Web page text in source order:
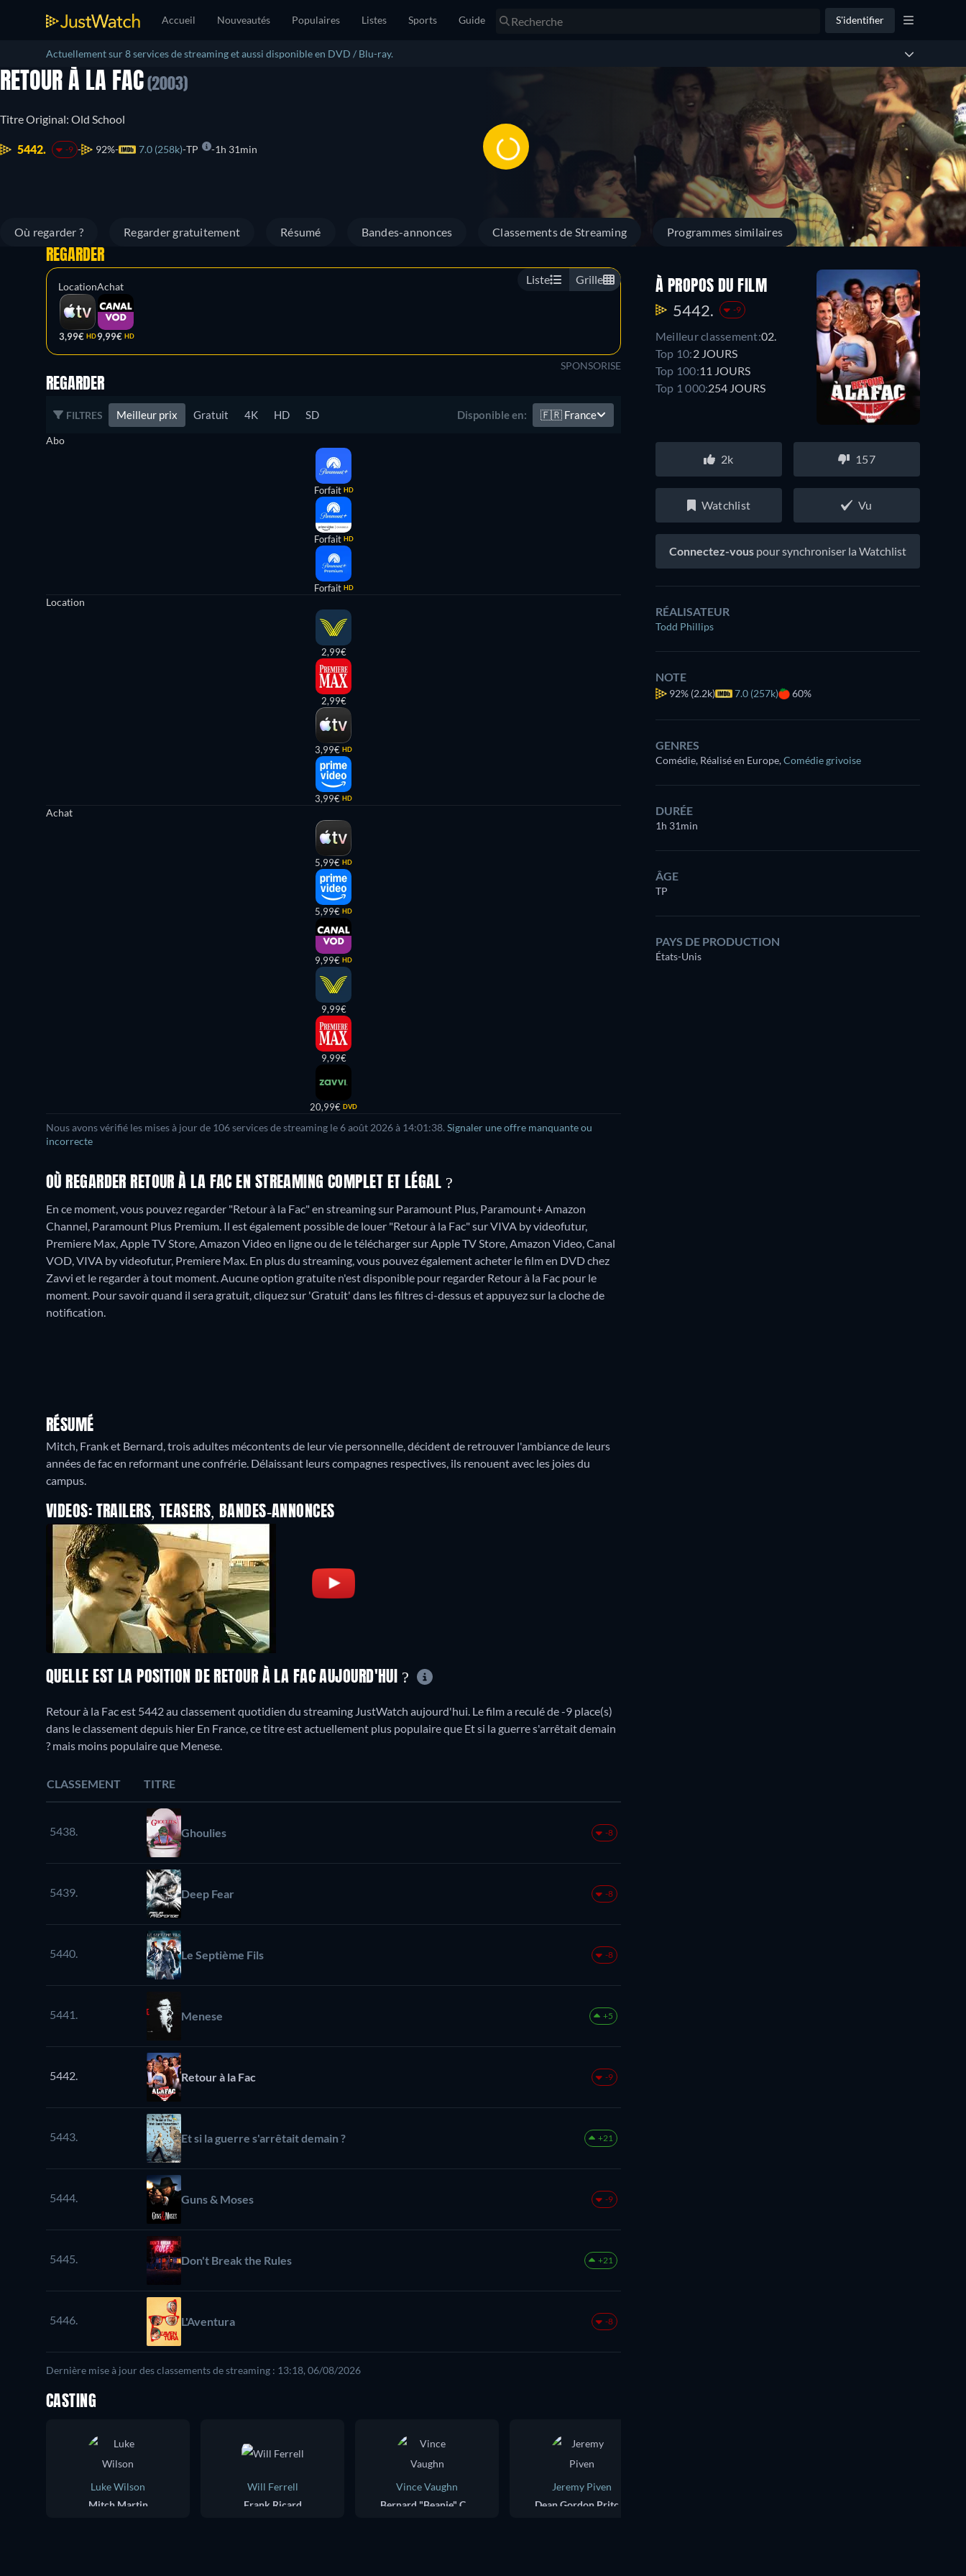
Accueil Nouveautés Populaires Listes Sports Guide S'identifier
Actuellement sur 8 services de streaming et aussi disponible en DVD / Blu-ray.
RETOUR À LA FAC (2003)
Titre Original: Old School
5442. -9 92% 7.0 (258k) TP 1h 31min
Où regarder ? Regarder gratuitement Résumé Bandes-annonces Classements de Streaming Programmes similaires
Liste Grille
REGARDER
Location
3,99€ HD
Achat
9,99€ HD
SPONSORISE
REGARDER
FILTRES Meilleur prix Gratuit 4K HD SD Disponible en: 🇫🇷 France
Abo
Forfait HD
Forfait HD
Forfait HD
Location
2,99€
2,99€
3,99€ HD
3,99€ HD
Achat
5,99€ HD
5,99€ HD
9,99€ HD
9,99€
9,99€
20,99€ DVD
Nous avons vérifié les mises à jour de 106services de streaming le6 août 2026à 14:01:38. Signaler une offre manquante ou
incorrecte
OÙ REGARDER RETOUR À LA FAC EN STREAMING COMPLET ET LÉGAL ?
En ce moment, vous pouvez regarder "Retour à la Fac" en streaming sur Paramount Plus, Paramount+ Amazon
Channel, Paramount Plus Premium. Il est également possible de louer "Retour à la Fac" sur VIVA by videofutur,
Premiere Max, Apple TV Store, Amazon Video en ligne ou de le télécharger sur Apple TV Store, Amazon Video, Canal
VOD, VIVA by videofutur, Premiere Max. En plus du streaming, vous pouvez également acheter le film en DVD chez
Zavvi et le regarder à tout moment.Aucune option gratuite n'est disponible pour regarder Retour à la Fac pour le
moment. Pour savoir quand il sera gratuit, cliquez sur 'Gratuit' dans les filtres ci-dessus et appuyez sur la cloche de
notification.
RÉSUMÉ
Mitch, Frank et Bernard, trois adultes mécontents de leur vie personnelle, décident de retrouver l'ambiance de leurs
années de fac en reformant une confrérie. Délaissant leurs compagnes respectives, ils renouent avec les joies du
campus.
VIDEOS: TRAILERS, TEASERS, BANDES-ANNONCES
À PROPOS DU FILM
5442. -9
Meilleur classement:02.
Top 10:2 JOURS
Top 100:11 JOURS
Top 1 000:254 JOURS
2k 157
Watchlist Vu
Connectez-vous pour synchroniser la Watchlist
RÉALISATEUR
Todd Phillips
NOTE
92% (2.2k) 7.0 (257k) 60%
GENRES
Comédie, Réalisé en Europe,Comédie grivoise
DURÉE
1h 31min
ÂGE
TP
PAYS DE PRODUCTION
États-Unis
QUELLE EST LA POSITION DE RETOUR À LA FAC AUJOURD'HUI ?
Retour à la Fac est 5442 au classement quotidien du streaming JustWatch aujourd'hui. Le film a reculé de -9 place(s)
dans le classement depuis hier En France, ce titre est actuellement plus populaire que Et si la guerre s'arrêtait demain
? mais moins populaire que Menese.
CLASSEMENT TITRE
5438. Ghoulies -8
5439. Deep Fear -8
5440. Le Septième Fils -8
5441. Menese +5
5442. Retour à la Fac -9
5443. Et si la guerre s'arrêtait demain ? +21
5444. Guns & Moses -9
5445. Don't Break the Rules +21
5446. L'Aventura -8
Dernière mise à jour des classements de streaming : 13:18, 06/08/2026
CASTING
Luke Wilson
Mitch Martin
Will Ferrell
Frank Ricard
Vince Vaughn
Jeremy Piven